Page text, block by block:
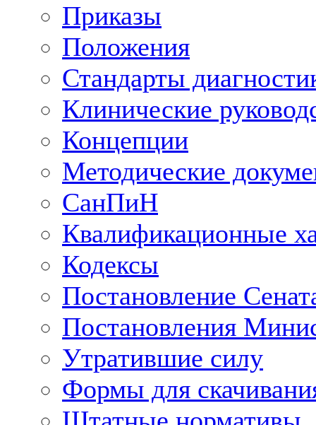
Приказы
Положения
Стандарты
Клинические
Концепции
Методические
СанПиН
Квалификационные
Кодексы
Постановление
Постановления
Утратившие силу
Формы для